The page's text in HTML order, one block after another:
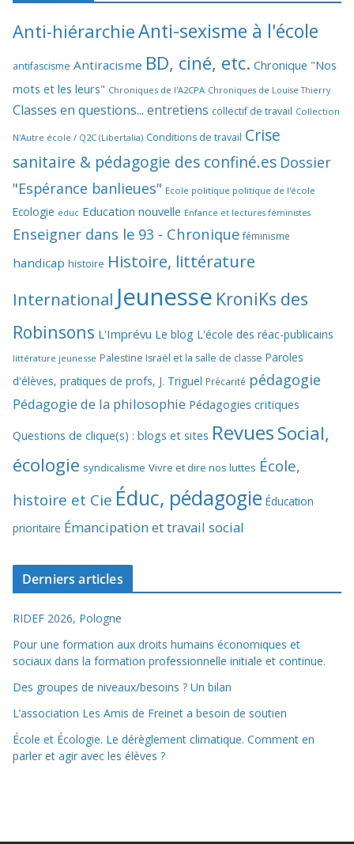
Anti-hiérarchieAnti-sexisme à l'école
antifascisme Antiracisme BD, ciné, etc. Chronique "Nos
mots et les leurs" Chroniques de l'A2CPA Chroniques de Louise Thierry
Classes en questions... entretiens collectif de travail Collection
N'Autre école / Q2C (Libertalia) Conditions de travail Crise
sanitaire & pédagogie des confiné.es Dossier
"Espérance banlieues" Ecole politique politique de l'école
Ecologie educ Education nouvelle Enfance et lectures féministes
Enseigner dans le 93 - Chronique féminisme
handicap histoire Histoire, littérature
International Jeunesse KroniKs des
Robinsons L'Imprévu Le blog L'école des réac-publicains
littérature jeunesse Palestine Israël et la salle de classe Paroles
d'élèves, pratiques de profs, J. Triguel Précarité pédagogie
Pédagogie de la philosophie Pédagogies critiques
Questions de clique(s) : blogs et sites RevuesSocial,
écologie syndicalisme Vivre et dire nos luttes École,
histoire et Cie Éduc, pédagogie Éducation
prioritaire Émancipation et travail social
Derniers articles
RIDEF 2026, Pologne
Pour une formation aux droits humains économiques et
sociaux dans la formation professionnelle initiale et continue.
Des groupes de niveaux/besoins ? Un bilan
L’association Les Amis de Freinet a besoin de soutien
École et Écologie. Le dérèglement climatique. Comment en
parler et agir avec les élèves ?